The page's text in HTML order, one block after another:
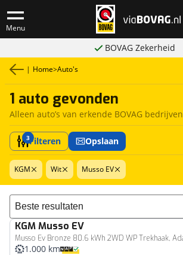
Menu
BOVAG Zekerheid
| Home>Auto's
1 auto gevonden
Alleen auto’s van erkende BOVAG bedrijven
3Filteren Opslaan
KGM Wit Musso EV
Sorteer resultaten
KGMMusso EV
Bedrijfswagen
1.000 km